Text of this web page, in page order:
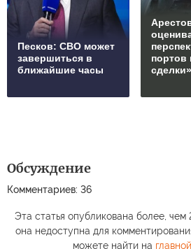
Песков: СВО может
завершиться в
ближайшие часы
портов
сделки»
Обсуждение
Комментариев: 36
Эта статья опубликована более, чем
она недоступна для
можете найти на